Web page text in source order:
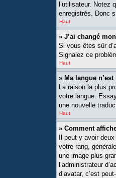
l’utilisateur. Notez
enregistrés. Donc
Haut
» J’ai changé
Si vous êtes sûr
Signalez ce
Haut
» Ma langue
La raison la plus
votre langue.
une nouvelle
Haut
» Comment
Il peut y avoir
votre rang,
une image plus
l’administrateur
d’avatar, c’est